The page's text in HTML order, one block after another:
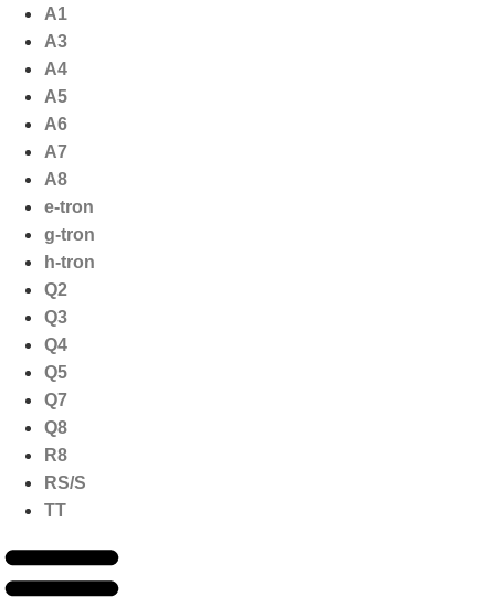
naar
inhoud
A1
A3
A4
A5
A6
A7
A8
e-tron
g-tron
h-tron
Q2
Q3
Q4
Q5
Q7
Q8
R8
RS/S
TT